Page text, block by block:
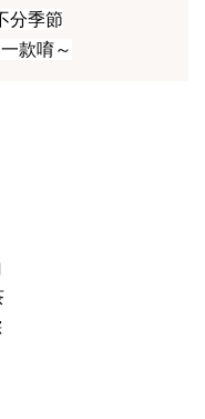
分季節
款唷～